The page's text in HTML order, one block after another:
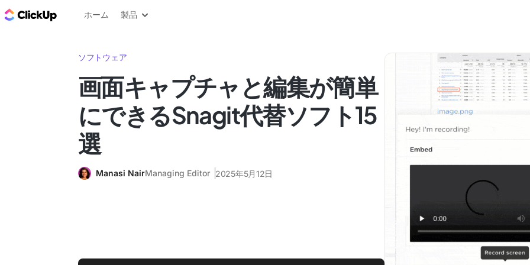
ClickUp ブログ
ホーム 製品
ソフトウェア
画面キャプチャと編集が簡単
にできるSnagit代替ソフト15
選
Manasi NairManaging Editor 2025年5月12日